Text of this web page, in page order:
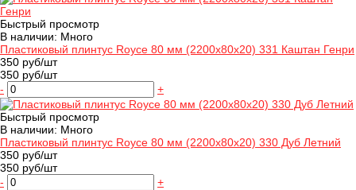
Быстрый просмотр
В наличии: Много
Пластиковый плинтус Royce 80 мм (2200x80x20) 331 Каштан Генри
350 руб/шт
350 руб/шт
-
+
Быстрый просмотр
В наличии: Много
Пластиковый плинтус Royce 80 мм (2200x80x20) 330 Дуб Летний
350 руб/шт
350 руб/шт
-
+